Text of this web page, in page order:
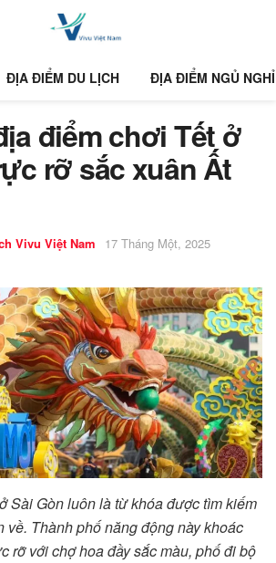
ĐỊA ĐIỂM DU LỊCH ĐỊA ĐIỂM NGỦ NGHỈ
điểm chơi Tết ở
rỡ sắc xuân Ất
Vivu Việt Nam 17 Tháng Một, 2025
Sài Gòn luôn là từ khóa được tìm kiếm
về. Thành phố năng động này khoác
rỡ với chợ hoa đầy sắc màu, phố đi bộ